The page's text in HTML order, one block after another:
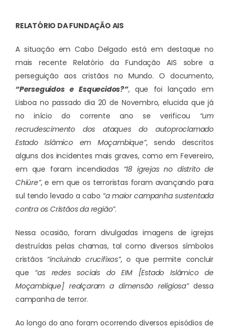
RELATÓRIO DA FUNDAÇÃO AIS
A situação em Cabo Delgado está em destaque no
mais recente Relatório da Fundação AIS sobre a
perseguição aos cristãos no Mundo. O documento,
“Perseguidos e Esquecidos?”, que foi lançado em
Lisboa no passado dia 20 de Novembro, elucida que já
no início do corrente ano se verificou “um
recrudescimento dos ataques do autoproclamado
Estado Islâmico em Moçambique”, sendo descritos
alguns dos incidentes mais graves, como em Fevereiro,
em que foram incendiadas “18 igrejas no distrito de
Chiúre”, e em que os terroristas foram avançando para
sul tendo levado a cabo “a maior campanha sustentada
contra os Cristãos da região”.
Nessa ocasião, foram divulgadas imagens de igrejas
destruídas pelas chamas, tal como diversos símbolos
cristãos “incluindo crucifixos”, o que permite concluir
que “as redes sociais do EIM [Estado Islâmico de
Moçambique] realçaram a dimensão religiosa”dessa
campanha de terror.
Ao longo do ano foram ocorrendo diversos episódios de